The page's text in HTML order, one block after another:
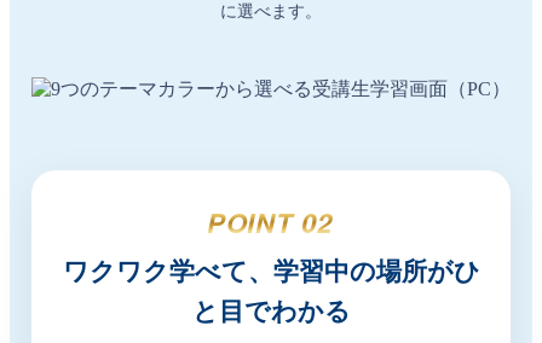
に選べます。
POINT 02
ワクワク学べて、学習中の場所がひ
と目でわかる